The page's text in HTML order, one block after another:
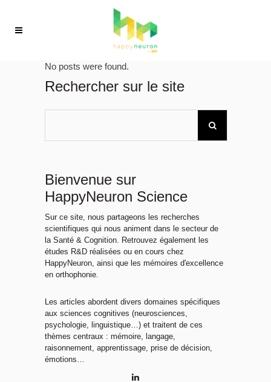
No posts were found.
Rechercher sur le site
Bienvenue sur
HappyNeuron Science
Sur ce site, nous partageons les recherches
scientifiques qui nous animent dans le secteur de
la Santé & Cognition. Retrouvez également les
études R&D réalisées ou en cours chez
HappyNeuron, ainsi que les mémoires d'excellence
en orthophonie.
Les articles abordent divers domaines spécifiques
aux sciences cognitives (neurosciences,
psychologie, linguistique…) et traitent de ces
thèmes centraux : mémoire, langage,
raisonnement, apprentissage, prise de décision,
émotions…